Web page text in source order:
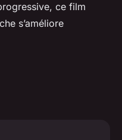
ce film
s’améliore